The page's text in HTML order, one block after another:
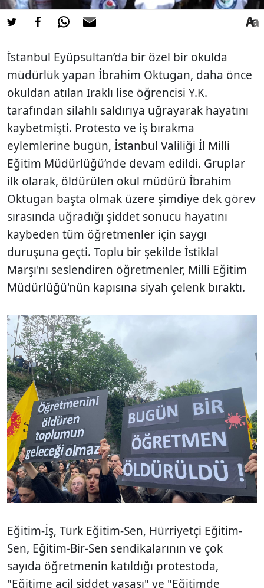
İstanbul Eyüpsultan’da bir özel bir okulda
müdürlük yapan İbrahim Oktugan, daha önce
okuldan atılan Iraklı lise öğrencisi Y.K.
tarafından silahlı saldırıya uğrayarak hayatını
kaybetmişti. Protesto ve iş bırakma
eylemlerine bugün, İstanbul Valiliği İl Milli
Eğitim Müdürlüğü’nde devam edildi. Gruplar
ilk olarak, öldürülen okul müdürü İbrahim
Oktugan başta olmak üzere şimdiye dek görev
sırasında uğradığı şiddet sonucu hayatını
kaybeden tüm öğretmenler için saygı
duruşuna geçti. Toplu bir şekilde İstiklal
Marşı'nı seslendiren öğretmenler, Milli Eğitim
Müdürlüğü'nün kapısına siyah çelenk bıraktı.
Eğitim-İş, Türk Eğitim-Sen, Hürriyetçi Eğitim-
Sen, Eğitim-Bir-Sen sendikalarının ve çok
sayıda öğretmenin katıldığı protestoda,
"Eğitime acil şiddet yasası" ve "Eğitimde